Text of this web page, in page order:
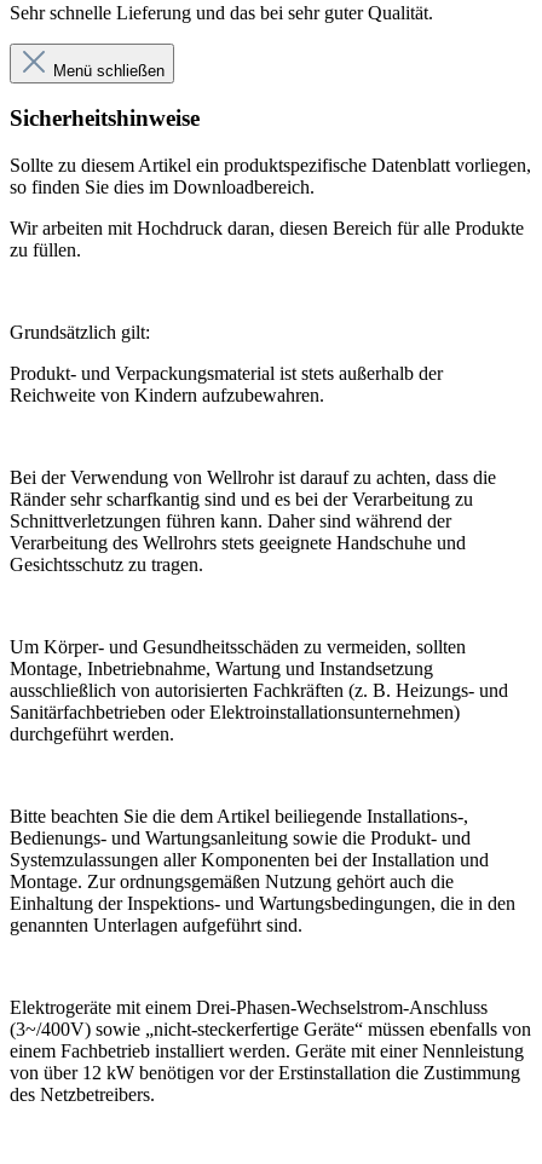
Sehr schnelle Lieferung und das bei sehr guter Qualität.
Menü schließen
Sicherheitshinweise
Sollte zu diesem Artikel ein produktspezifische Datenblatt vorliegen,
so finden Sie dies im Downloadbereich.
Wir arbeiten mit Hochdruck daran, diesen Bereich für alle Produkte
zu füllen.
Grundsätzlich gilt:
Produkt- und Verpackungsmaterial ist stets außerhalb der
Reichweite von Kindern aufzubewahren.
Bei der Verwendung von Wellrohr ist darauf zu achten, dass die
Ränder sehr scharfkantig sind und es bei der Verarbeitung zu
Schnittverletzungen führen kann. Daher sind während der
Verarbeitung des Wellrohrs stets geeignete Handschuhe und
Gesichtsschutz zu tragen.
Um Körper- und Gesundheitsschäden zu vermeiden, sollten
Montage, Inbetriebnahme, Wartung und Instandsetzung
ausschließlich von autorisierten Fachkräften (z. B. Heizungs- und
Sanitärfachbetrieben oder Elektroinstallationsunternehmen)
durchgeführt werden.
Bitte beachten Sie die dem Artikel beiliegende Installations-,
Bedienungs- und Wartungsanleitung sowie die Produkt- und
Systemzulassungen aller Komponenten bei der Installation und
Montage. Zur ordnungsgemäßen Nutzung gehört auch die
Einhaltung der Inspektions- und Wartungsbedingungen, die in den
genannten Unterlagen aufgeführt sind.
Elektrogeräte mit einem Drei-Phasen-Wechselstrom-Anschluss
(3~/400V) sowie „nicht-steckerfertige Geräte“ müssen ebenfalls von
einem Fachbetrieb installiert werden. Geräte mit einer Nennleistung
von über 12 kW benötigen vor der Erstinstallation die Zustimmung
des Netzbetreibers.